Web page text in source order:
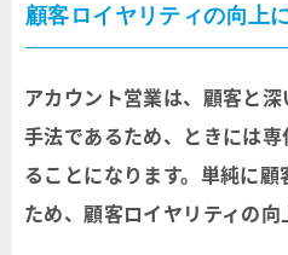
顧客ロイヤリティの向上
アカウント営業は、顧客と
手法であるため、ときには
ることになります。単純に
ため、顧客ロイヤリティの向